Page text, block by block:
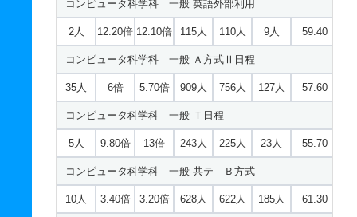
コンピュータ科学科 一般 英語外部利用
2人 12.20倍 12.10倍 115人 110人 9人 59.40
コンピュータ科学科 一般 Ａ方式Ⅱ日程
35人 6倍 5.70倍 909人 756人 127人 57.60
コンピュータ科学科 一般 Ｔ日程
5人 9.80倍 13倍 243人 225人 23人 55.70
コンピュータ科学科 一般 共テ Ｂ方式
10人 3.40倍 3.20倍 628人 622人 185人 61.30